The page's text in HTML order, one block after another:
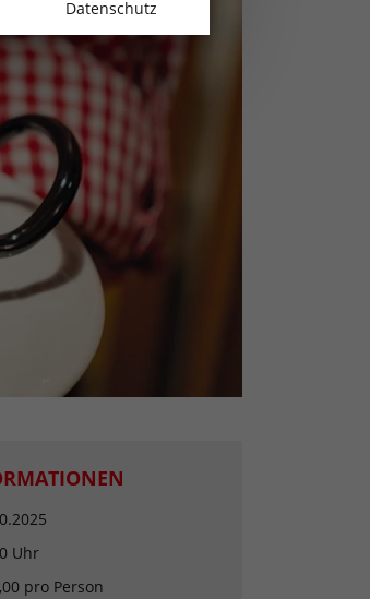
Uhr
pro Person
Datenschutz